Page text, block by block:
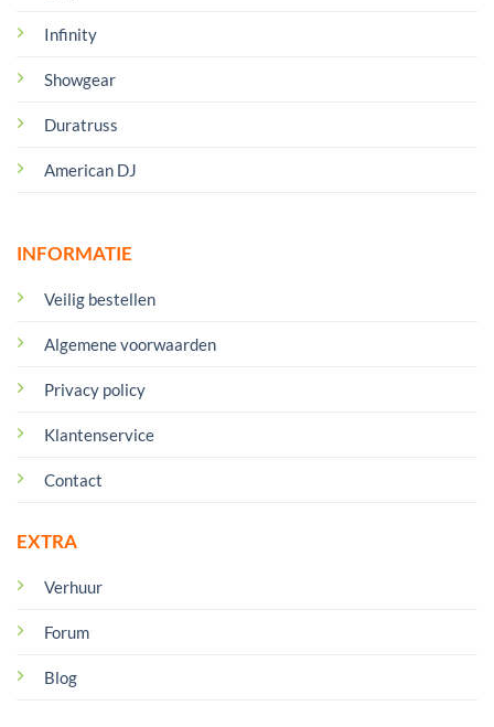
Infinity
Showgear
Duratruss
American DJ
INFORMATIE
Veilig bestellen
Algemene voorwaarden
Privacy policy
Klantenservice
Contact
EXTRA
Verhuur
Forum
Blog